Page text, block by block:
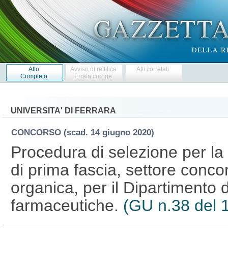
Atto
Completo
Avviso di rettifica
Errata corrige
Atti correlati
UNIVERSITA' DI FERRARA
CONCORSO (scad. 14 giugno 2020)
Procedura di selezione per
di prima fascia, settore
organica, per il Dipartimento
farmaceutiche. (GU n.38 del